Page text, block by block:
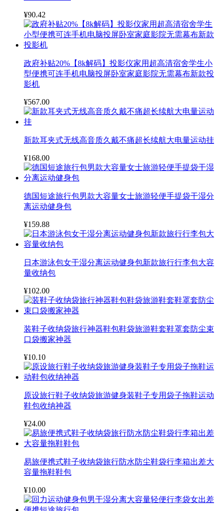
¥90.42
政府补贴20%【8k解码】投影仪家用超高清宿舍学生小
型便携可连手机电脑投屏卧室家庭影院无需幕布新款投
影机
¥567.00
新款耳夹式无线高音质久戴不痛超长续航大电量运动挂
¥168.00
德国短途旅行包男款大容量女士旅游轻便手提袋干湿分
离运动健身包
¥159.88
日本游泳包女干湿分离运动健身包新款旅行行李包大容
量收纳包
¥102.00
装鞋子收纳袋旅行神器鞋包鞋袋旅游鞋套鞋罩套防尘束
口袋搬家神器
¥10.10
原设旅行鞋子收纳袋旅游健身装鞋子专用袋子拖鞋运动
鞋包收纳神器
¥24.00
易旅便携式鞋子收纳袋旅行防水防尘鞋袋行李箱出差大
容量拖鞋鞋包
¥10.00